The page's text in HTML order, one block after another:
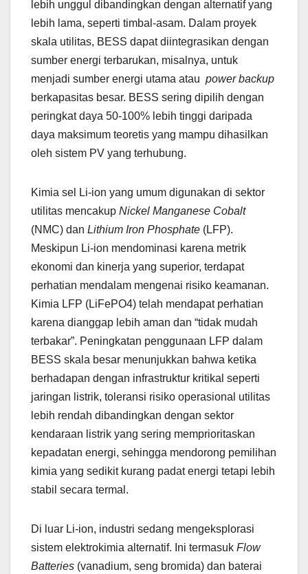
lebih unggul dibandingkan dengan alternatif yang
lebih lama, seperti timbal-asam. Dalam proyek
skala utilitas, BESS dapat diintegrasikan dengan
sumber energi terbarukan, misalnya, untuk
menjadi sumber energi utama atau power backup
berkapasitas besar. BESS sering dipilih dengan
peringkat daya 50-100% lebih tinggi daripada
daya maksimum teoretis yang mampu dihasilkan
oleh sistem PV yang terhubung.
Kimia sel Li-ion yang umum digunakan di sektor
utilitas mencakup Nickel Manganese Cobalt
(NMC) dan Lithium Iron Phosphate (LFP).
Meskipun Li-ion mendominasi karena metrik
ekonomi dan kinerja yang superior, terdapat
perhatian mendalam mengenai risiko keamanan.
Kimia LFP (LiFePO4) telah mendapat perhatian
karena dianggap lebih aman dan “tidak mudah
terbakar”. Peningkatan penggunaan LFP dalam
BESS skala besar menunjukkan bahwa ketika
berhadapan dengan infrastruktur kritikal seperti
jaringan listrik, toleransi risiko operasional utilitas
lebih rendah dibandingkan dengan sektor
kendaraan listrik yang sering memprioritaskan
kepadatan energi, sehingga mendorong pemilihan
kimia yang sedikit kurang padat energi tetapi lebih
stabil secara termal.
Di luar Li-ion, industri sedang mengeksplorasi
sistem elektrokimia alternatif. Ini termasuk Flow
Batteries (vanadium, seng bromida) dan baterai